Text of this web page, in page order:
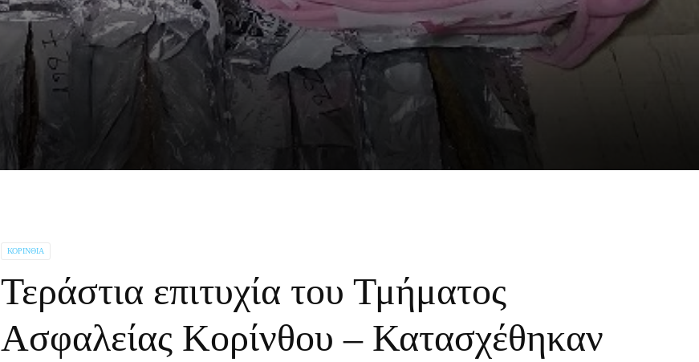
ΚΟΡΙΝΘΊΑ
Τεράστια επιτυχία του Τμήματος
Ασφαλείας Κορίνθου – Κατασχέθηκαν